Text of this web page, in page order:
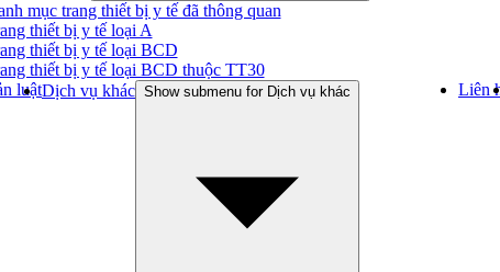
mục trang thiết bị y tế đã thông quan
thiết bị y tế loại A
thiết bị y tế loại BCD
thiết bị y tế loại BCD thuộc TT30
luậtDịch vụ khác Show submenu for Dịch vụ khác Liên